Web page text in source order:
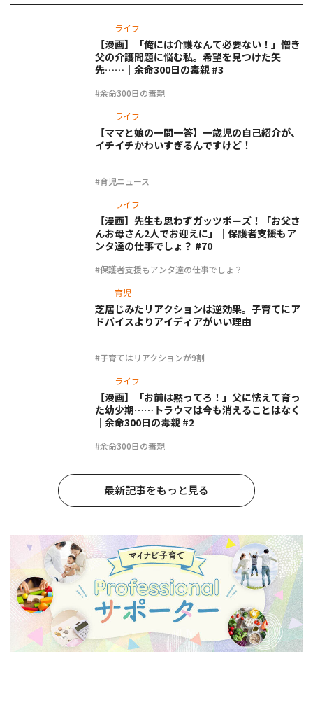
ライフ
#余命300日の毒親
【漫画】「俺には介護なんて必要ない！」憎き
父の介護問題に悩む私。希望を見つけた矢
先……｜余命300日の毒親 #3
ライフ
#育児ニュース
【ママと娘の一問一答】一歳児の自己紹介が、
イチイチかわいすぎるんですけど！
ライフ
#保護者支援もアンタ達の仕事でしょ？
【漫画】先生も思わずガッツポーズ！「お父さ
んお母さん2人でお迎えに」｜保護者支援もア
ンタ達の仕事でしょ？ #70
育児
#子育てはリアクションが9割
芝居じみたリアクションは逆効果。子育てにア
ドバイスよりアイディアがいい理由
ライフ
#余命300日の毒親
【漫画】「お前は黙ってろ！」父に怯えて育っ
た幼少期……トラウマは今も消えることはなく
｜余命300日の毒親 #2
最新記事をもっと見る